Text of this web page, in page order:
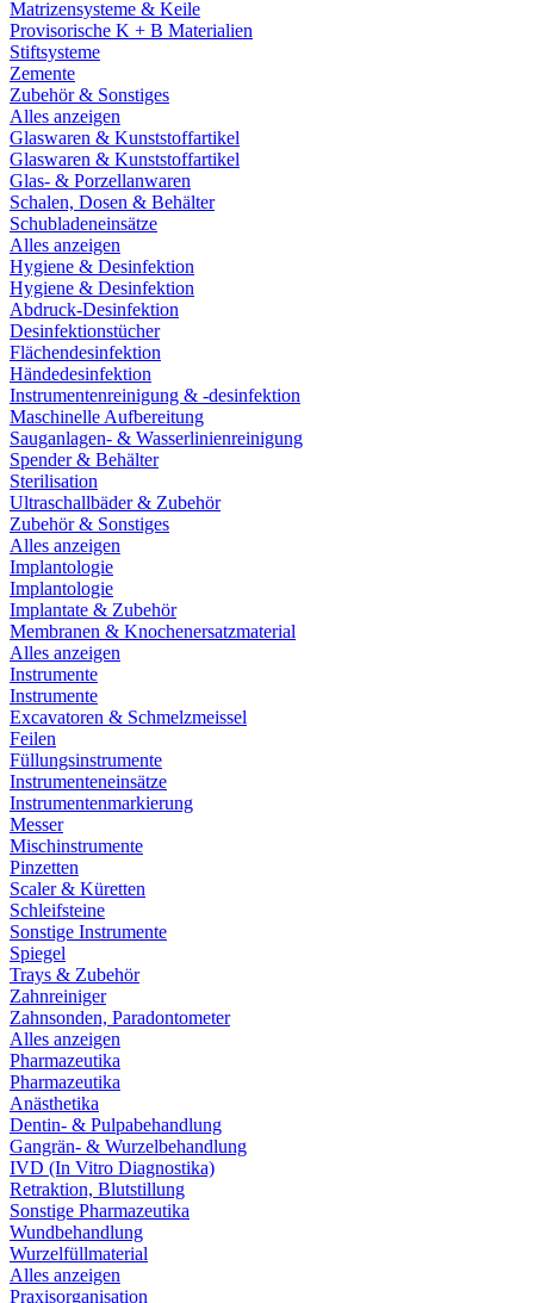
Matrizensysteme & Keile
Provisorische K + B Materialien
Stiftsysteme
Zemente
Zubehör & Sonstiges
Alles anzeigen
Glaswaren & Kunststoffartikel
Glaswaren & Kunststoffartikel
Glas- & Porzellanwaren
Schalen, Dosen & Behälter
Schubladeneinsätze
Alles anzeigen
Hygiene & Desinfektion
Hygiene & Desinfektion
Abdruck-Desinfektion
Desinfektionstücher
Flächendesinfektion
Händedesinfektion
Instrumentenreinigung & -desinfektion
Maschinelle Aufbereitung
Sauganlagen- & Wasserlinienreinigung
Spender & Behälter
Sterilisation
Ultraschallbäder & Zubehör
Zubehör & Sonstiges
Alles anzeigen
Implantologie
Implantologie
Implantate & Zubehör
Membranen & Knochenersatzmaterial
Alles anzeigen
Instrumente
Instrumente
Excavatoren & Schmelzmeissel
Feilen
Füllungsinstrumente
Instrumenteneinsätze
Instrumentenmarkierung
Messer
Mischinstrumente
Pinzetten
Scaler & Küretten
Schleifsteine
Sonstige Instrumente
Spiegel
Trays & Zubehör
Zahnreiniger
Zahnsonden, Paradontometer
Alles anzeigen
Pharmazeutika
Pharmazeutika
Anästhetika
Dentin- & Pulpabehandlung
Gangrän- & Wurzelbehandlung
IVD (In Vitro Diagnostika)
Retraktion, Blutstillung
Sonstige Pharmazeutika
Wundbehandlung
Wurzelfüllmaterial
Alles anzeigen
Praxisorganisation